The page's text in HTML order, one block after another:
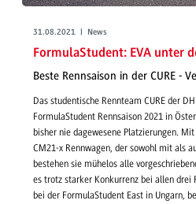
31.08.2021 | News
FormulaStudent: EVA unter
Beste Rennsaison in der CURE -
Das studentische Rennteam CURE der
FormulaStudent Rennsaison 2021 in
bisher nie dagewesene Platzierungen.
CM21-x Rennwagen, der sowohl mit als
bestehen sie mühelos alle
es trotz starker Konkurrenz bei allen drei
bei der FormulaStudent East in Ungarn,